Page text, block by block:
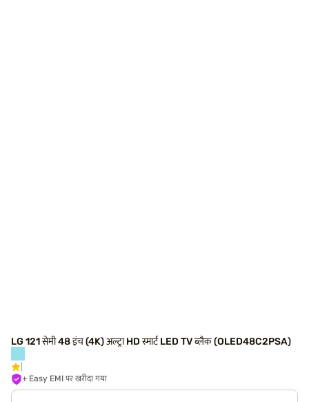
LG 121 सेमी 48 इंच (4K) अल्ट्रा HD स्मार्ट LED TV ब्लैक (OLED48C2PSA)
+ Easy EMI पर खरीदा गया